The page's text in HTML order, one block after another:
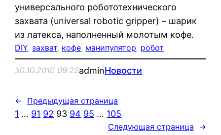
универсального робототехнического
захвата (universal robotic gripper) – шарик
из латекса, наполненный молотым кофе.
DIY, захват, кофе, манипулятор, робот
30.10.2010 09:22adminНовости
← Предыдущая страница
1 … 91 92 93 94 95 … 105
Следующая страница →